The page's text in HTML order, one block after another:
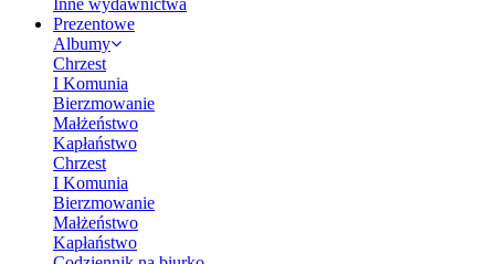
Inne wydawnictwa
Prezentowe
Albumy
Chrzest
I Komunia
Bierzmowanie
Małżeństwo
Kapłaństwo
Chrzest
I Komunia
Bierzmowanie
Małżeństwo
Kapłaństwo